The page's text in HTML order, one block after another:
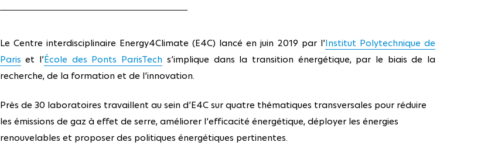
Le Centre interdisciplinaire Energy4Climate (E4C) lancé en juin 2019 par l’Institut Polytechnique de
Paris et l’École des Ponts ParisTech s’implique dans la transition énergétique, par le biais de la
recherche, de la formation et de l’innovation.
Près de 30 laboratoires travaillent au sein d’E4C sur quatre thématiques transversales pour réduire
les émissions de gaz à effet de serre, améliorer l’efficacité énergétique, déployer les énergies
renouvelables et proposer des politiques énergétiques pertinentes.